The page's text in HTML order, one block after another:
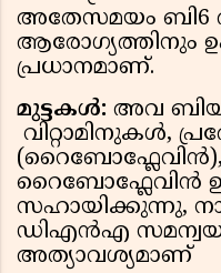
അതേസമയം ബി6
ആരോഗ്യത്തിനും
പ്രധാനമാണ്.
മുട്ടകൾ: അവ
വിറ്റാമിനുകൾ,
(റൈബോഫ്ലേവിൻ),
റൈബോഫ്ലേവിൻ
സഹായിക്കുന്നു,
ഡിഎൻഎ
അത്യാവശ്യമാണ്